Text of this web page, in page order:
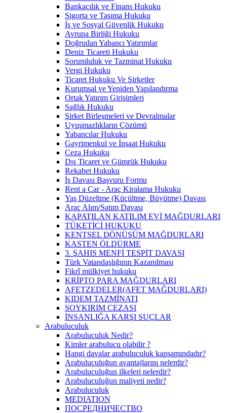
Bankacılık ve Finans Hukuku
Sigorta ve Taşıma Hukuku
İş ve Sosyal Güvenlik Hukuku
Avrupa Birliği Hukuku
Doğrudan Yabancı Yatırımlar
Deniz Ticareti Hukuku
Sorumluluk ve Tazminat Hukuku
Vergi Hukuku
Ticaret Hukuku Ve Şirketler
Kurumsal ve Yeniden Yapılandırma
Ortak Yatırım Girişimleri
Sağlık Hukuku
Şirket Birleşmeleri ve Devralmalar
Uyuşmazlıkların Çözümü
Yabancılar Hukuku
Gayrimenkul ve İnşaat Hukuku
Ceza Hukuku
Dış Ticaret ve Gümrük Hukuku
Rekabet Hukuku
İş Davası Başvuru Formu
Rent a Car - Araç Kiralama Hukuku
Yaş Düzeltme (Küçültme, Büyütme) Davası
Araç Alım/Satım Davası
KAPATILAN KATILIM EVİ MAĞDURLARI
TÜKETİCİ HUKUKU
KENTSEL DÖNÜŞÜM MAĞDURLARI
KASTEN ÖLDÜRME
3. ŞAHIS MENFİ TESPİT DAVASI
Türk Vatandaşlığının Kazanılması
Fikrî mülkiyet hukuku
KRİPTO PARA MAĞDURLARI
AFETZEDELER(AFET MAĞDURLARI)
KIDEM TAZMİNATI
SOYKIRIM CEZASI
İNSANLIĞA KARŞI SUÇLAR
Arabuluculuk
Arabuluculuk Nedir?
Kimler arabulucu olabilir ?
Hangi davalar arabuluculuk kapsamındadır?
Arabuluculuğun avantajlarını nelerdir?
Arabuluculuğun ilkeleri nelerdir?
Arabuluculuğun maliyeti nedir?
Arabuluculuk
MEDIATION
ПОСРЕДНИЧЕСТВО